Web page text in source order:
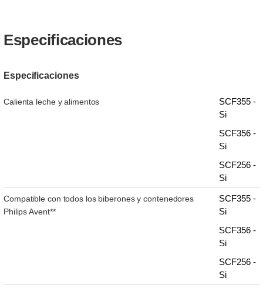
Especificaciones
Especificaciones
Calienta leche y alimentos
SCF355 -
Si
SCF356 -
Si
SCF256 -
Si
Compatible con todos los biberones y contenedores
Philips Avent**
SCF355 -
Si
SCF356 -
Si
SCF256 -
Si